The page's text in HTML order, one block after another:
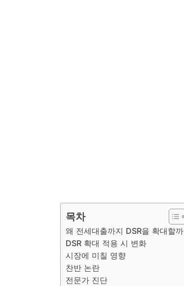
목차
왜 전세대출까지 DSR을 확대할까
DSR 확대 적용 시 변화
시장에 미칠 영향
찬반 논란
전문가 진단